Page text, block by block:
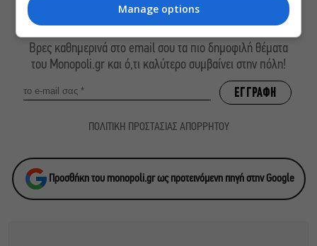
ΕΓΓΡΑΦΕΙΤΕ ΣΤΟ NEWSLETTER ΜΑΣ
Βρες καθημερινά στο email σου τα πιο δημοφιλή θέματα
του Monopoli.gr και ό,τι καλύτερο συμβαίνει στην πόλη!
ΠΟΛΙΤΙΚΗ ΠΡΟΣΤΑΣΙΑΣ ΑΠΟΡΡΗΤΟΥ
Προσθήκη του monopoli.gr ως προτεινόμενη πηγή στην Google
Manage options